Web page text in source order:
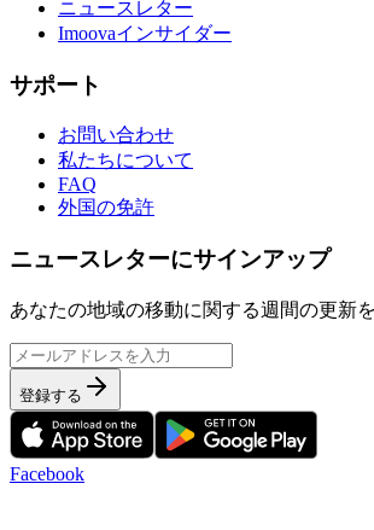
ニュースレター
Imoovaインサイダー
サポート
お問い合わせ
私たちについて
FAQ
外国の免許
ニュースレターにサインアップ
あなたの地域の移動に関する週間の更新
登録する
Facebook